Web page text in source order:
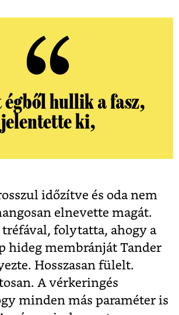
hullik a fasz,
jelentette ki,
időzítve és oda nem
elnevette magát.
tréfával, folytatta, ahogy a
hideg membránját Tander
Hosszasan fülelt.
A vérkeringés
minden más paraméter is